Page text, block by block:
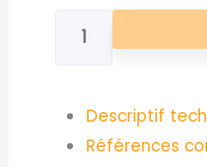
L1200
MK059Descriptif
Références